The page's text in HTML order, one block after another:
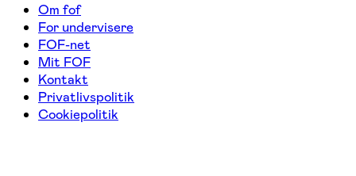
Om fof
For undervisere
FOF-net
Mit FOF
Kontakt
Privatlivspolitik
Cookiepolitik